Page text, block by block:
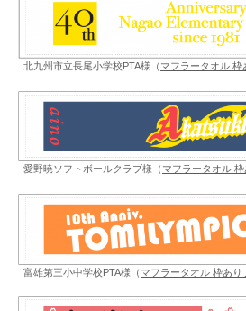
北九州市立長尾小学校PTA様（ マフラータオル 枠
愛野暁ソフトボールクラブ様（ マフラータオル 枠
富雄第三小中学校PTA様（ マフラータオル 枠あり